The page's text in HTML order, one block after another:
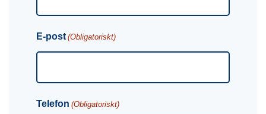
E-post (Obligatoriskt)
Telefon (Obligatoriskt)